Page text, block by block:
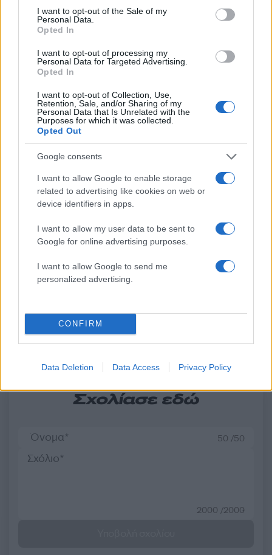
consent section.
I want to opt-out of the Sale of my
Personal Data.
Opted In
I want to opt-out of processing my
Personal Data for Targeted Advertising.
Opted In
I want to opt-out of Collection, Use,
Retention, Sale, and/or Sharing of my
Personal Data that Is Unrelated with the
Purposes for which it was collected.
Opted Out
Google consents
I want to allow Google to enable storage
related to advertising like cookies on web or
device identifiers in apps.
I want to allow my user data to be sent to
Google for online advertising purposes.
I want to allow Google to send me
personalized advertising.
CONFIRM
Data Deletion Data Access Privacy Policy
Σχόλια
Σχολίασε εδώ
50 /50
2000 /2000
Αν τα χάσατε
Σταμάτης Κραουνάκης για
Διονύση Σαββόπουλο: Το
σπίτι που του παραχώρησε
και το πρόσφατο
O Αποστόλης
φωτογραφήθηκε για
κραγιόν –